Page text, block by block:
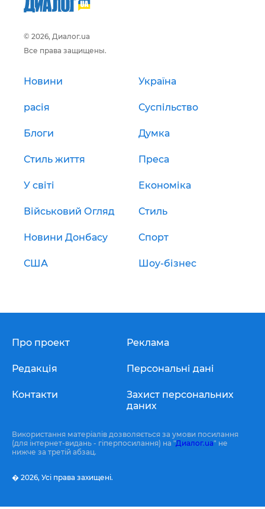
© 2026, Диалог.ua
Все права защищены.
Новини Україна
расія Суспільство
Блоги Думка
Стиль життя Преса
У світі Економіка
Військовий Огляд Стиль
Новини Донбасу Спорт
США Шоу-бізнес
Про проект
Редакція
Контакти
Реклама
Персональні дані
Захист персональних
даних
Використання матеріалів дозволяється за умови посилання
(для інтернет-видань - гіперпосилання) на "Диалог.ua" не
нижче за третій абзац.
� 2026, Усі права захищені.